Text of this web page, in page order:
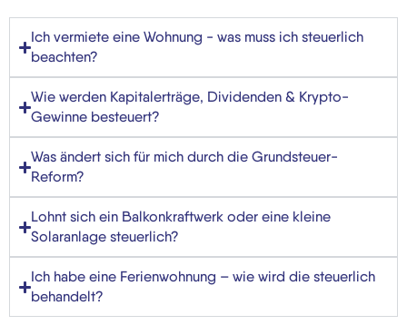
Ich vermiete eine Wohnung - was muss ich steuerlich
beachten?
Wie werden Kapitalerträge, Dividenden & Krypto-
Gewinne besteuert?
Was ändert sich für mich durch die Grundsteuer-
Reform?
Lohnt sich ein Balkonkraftwerk oder eine kleine
Solaranlage steuerlich?
Ich habe eine Ferienwohnung – wie wird die steuerlich
behandelt?